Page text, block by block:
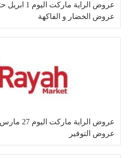
عروض الخضار و الفاكهة
عروض التوفير